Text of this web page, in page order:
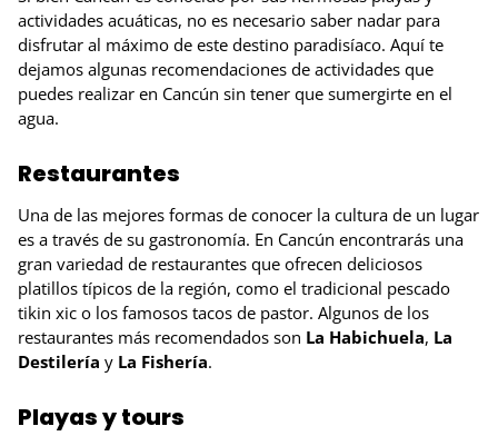
actividades acuáticas, no es necesario saber nadar para
disfrutar al máximo de este destino paradisíaco. Aquí te
dejamos algunas recomendaciones de actividades que
puedes realizar en Cancún sin tener que sumergirte en el
agua.
Restaurantes
Una de las mejores formas de conocer la cultura de un lugar
es a través de su gastronomía. En Cancún encontrarás una
gran variedad de restaurantes que ofrecen deliciosos
platillos típicos de la región, como el tradicional pescado
tikin xic o los famosos tacos de pastor. Algunos de los
restaurantes más recomendados son La Habichuela, La
Destilería y La Fishería.
Playas y tours